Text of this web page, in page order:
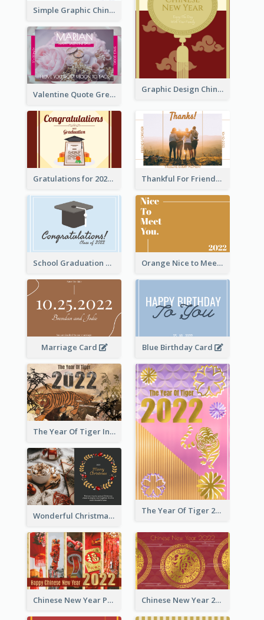
Simple Graphic Chinese New Year In Red And Yellow
Graphic Design Chinese New Year Greeting Card With Decorations
Valentine Quote Greeting Card
Gratulations for 2020 Graduation Greeting Card Thankful For Friendship Greeting Card
School Graduation Celebration Card Orange Nice to Meet You Greeting Card
Marriage Card Blue Birthday Card
The Year Of Tiger Ink Illustration New Year Greeting Card
The Year Of Tiger 2022 Golden Greeting Card
Wonderful Christmas Greeting Card
Chinese New Year Photo Greeting Card Chinese New Year 2022 Golden Greeting Card